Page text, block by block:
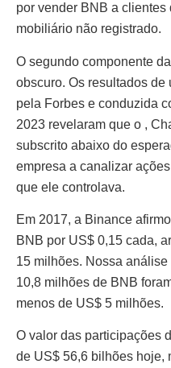
por vender BNB a
mobiliário não registrado.
O segundo componente
obscuro. Os resultados
pela Forbes e conduzida
2023 revelaram que o ,
subscrito abaixo do
empresa a canalizar
que ele controlava.
Em 2017, a Binance
BNB por US$ 0,15 cada,
15 milhões. Nossa
10,8 milhões de BNB
menos de US$ 5 milhões.
O valor das participações
de US$ 56,6 bilhões hoje,